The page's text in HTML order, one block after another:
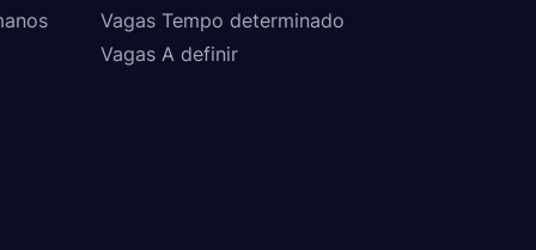
Vagas Tempo determinado
Vagas A definir